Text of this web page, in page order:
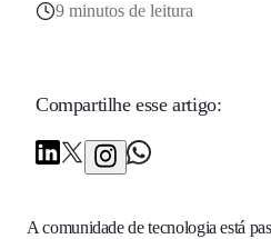
9 minutos de leitura
Compartilhe esse artigo:
A comunidade de tecnologia está